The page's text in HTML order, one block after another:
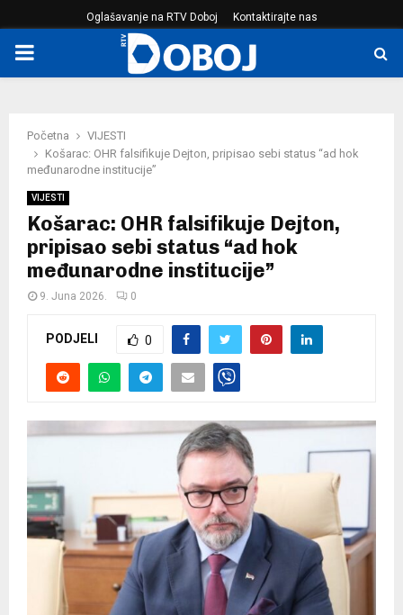
Oglašavanje na RTV Doboj Kontaktirajte nas
PRIMARY
Početna
VIJESTI
Košarac: OHR falsifikuje Dejton, pripisao sebi status “ad hok
međunarodne institucije”
VIJESTI
Košarac: OHR falsifikuje Dejton,
pripisao sebi status “ad hok
međunarodne institucije”
9. Juna 2026. 0
PODJELI 0